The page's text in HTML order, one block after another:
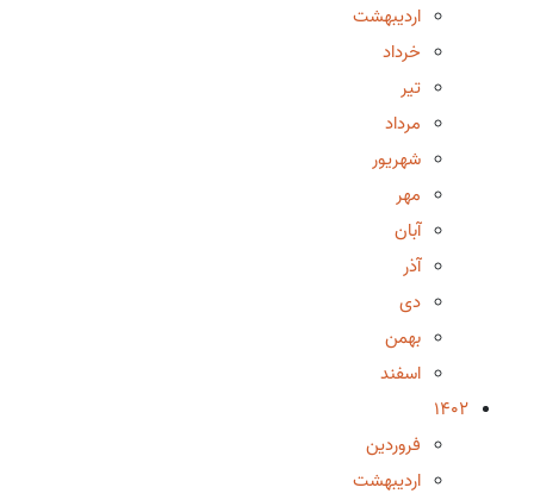
اردیبهشت
خرداد
تیر
مرداد
شهریور
مهر
آبان
آذر
دی
بهمن
اسفند
1402
فروردین
اردیبهشت